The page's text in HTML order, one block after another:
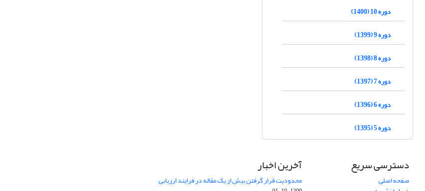
دوره 10 (1400)
دوره 9 (1399)
دوره 8 (1398)
دوره 7 (1397)
دوره 6 (1396)
دوره 5 (1395)
دسترسی سریع
صفحه اصلی
آخرین اخبار
محدودیت قرار گرفتن بیش از یک مقاله در فرایند ارزیابی